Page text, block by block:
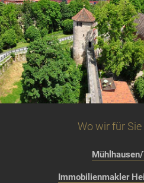
Wo wir für
Immobilienmakler